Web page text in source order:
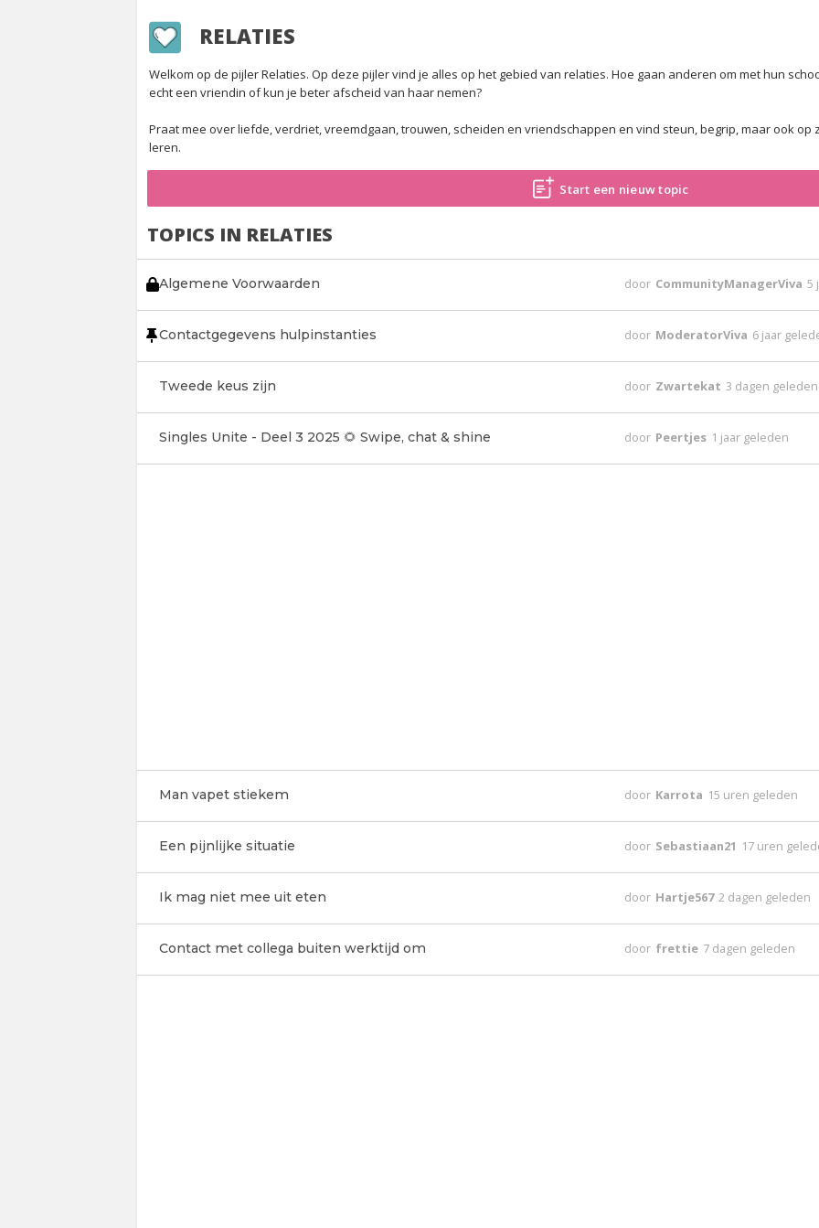
RELATIES
Welkom op de pijler Relaties. Op deze pijler vind je alles op het gebied van relaties. Hoe gaan anderen om met hun
echt een vriendin of kun je beter afscheid van haar nemen?
Praat mee over liefde, verdriet, vreemdgaan, trouwen, scheiden en vriendschappen en vind steun, begrip, maar ook
leren.
Start een nieuw topic
TOPICS IN RELATIES
Algemene Voorwaarden door CommunityManagerViva 5
Contactgegevens hulpinstanties door ModeratorViva 6 jaar
Tweede keus zijn door Zwartekat 3 dagen geleden
Singles Unite - Deel 3 2025 🌻 Swipe, chat & shine door Peertjes 1 jaar geleden
Man vapet stiekem door Karrota 15 uren geleden
Een pijnlijke situatie door Sebastiaan21 17 uren
Ik mag niet mee uit eten door Hartje567 2 dagen geleden
Contact met collega buiten werktijd om door frettie 7 dagen geleden